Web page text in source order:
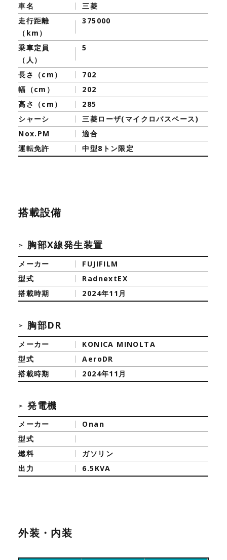
車名
三菱
走行距離
（km）
375000
乗車定員
（人）
5
長さ（cm）
702
幅（cm）
202
高さ（cm）
285
シャーシ
三菱ローザ(マイクロバスベース)
Nox.PM
適合
運転免許
中型8トン限定
搭載設備
胸部X線発生装置
メーカー
FUJIFILM
型式
RadnextEX
搭載時期
2024年11月
胸部DR
メーカー
KONICA MINOLTA
型式
AeroDR
搭載時期
2024年11月
発電機
メーカー
Onan
型式
燃料
ガソリン
出力
6.5KVA
外装・内装